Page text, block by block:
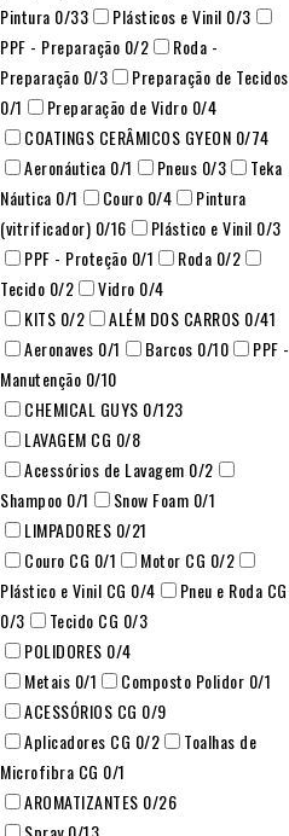
Pintura 0/33 Plásticos e Vinil 0/3
PPF - Preparação 0/2
Roda -
Preparação 0/3
Preparação de Tecidos
0/1 Preparação de Vidro 0/4
COATINGS CERÂMICOS GYEON 0/74
Aeronáutica 0/1 Pneus 0/3
Teka
Náutica 0/1 Couro 0/4
Pintura
(vitrificador) 0/16 Plástico e Vinil 0/3
PPF - Proteção 0/1 Roda 0/2
Tecido 0/2 Vidro 0/4
KITS 0/2 ALÉM DOS CARROS 0/41
Aeronaves 0/1 Barcos 0/10
PPF -
Manutenção 0/10
CHEMICAL GUYS 0/123
LAVAGEM CG 0/8
Acessórios de Lavagem 0/2
Shampoo 0/1 Snow Foam 0/1
LIMPADORES 0/21
Couro CG 0/1 Motor CG 0/2
Plástico e Vinil CG 0/4
Pneu e Roda CG
0/3 Tecido CG 0/3
POLIDORES 0/4
Metais 0/1 Composto Polidor 0/1
ACESSÓRIOS CG 0/9
Aplicadores CG 0/2
Toalhas de
Microfibra CG 0/1
AROMATIZANTES 0/26